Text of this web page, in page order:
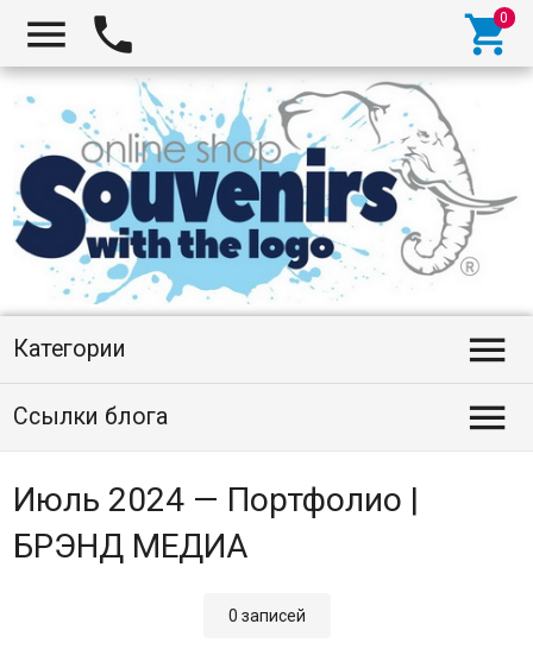
  
Категории 
Ссылки блога 
Июль 2024 — Портфолио |
БРЭНД МЕДИА
0 записей